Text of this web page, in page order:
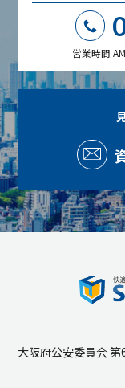
営業時間
大阪府公安委員会